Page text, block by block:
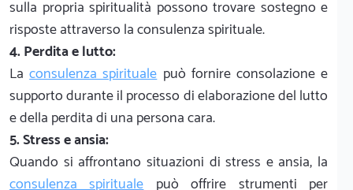
sulla propria spiritualità possono trovare sostegno e
risposte attraverso la consulenza spirituale.
4. Perdita e lutto:
Laconsulenza spiritualepuò fornire consolazione e
supporto durante il processo di elaborazione del lutto
e della perdita di una persona cara.
5. Stress e ansia:
Quando si affrontano situazioni di stress e ansia, la
consulenza spiritualepuò offrire strumenti per